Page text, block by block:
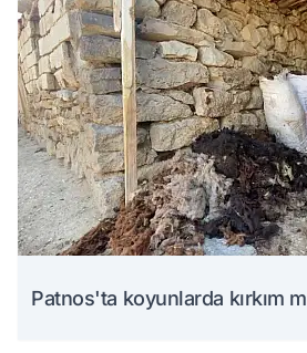
Patnos'ta koyunlarda kırkım